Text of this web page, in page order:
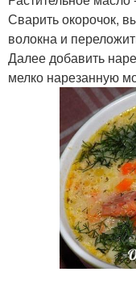
Сварить окорочок,
волокна и
Далее добавить
мелко нарезанную